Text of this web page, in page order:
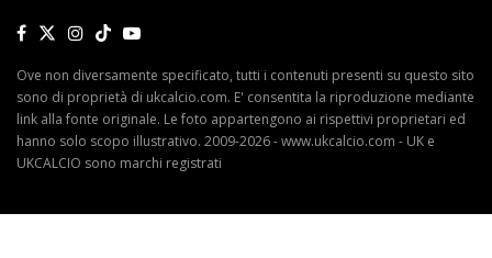
Ove non diversamente specificato, tutti i contenuti presenti su questo sito
sono di proprietà di ukcalcio.com. E' consentita la riproduzione mediante
link alla fonte originale. Le foto appartengono ai rispettivi proprietari ed
hanno solo scopo illustrativo. 2009-2026 - www.ukcalcio.com - UK e
UKCALCIO sono marchi registrati